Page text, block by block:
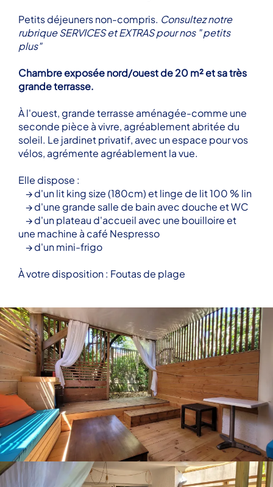
Petits déjeuners non-compris. Consultez notre
rubrique SERVICES et EXTRAS pour nos " petits
plus"
Chambre exposée nord/ouest de 20 m² et sa très
grande terrasse.
À l'ouest, grande terrasse aménagée-comme une
seconde pièce à vivre, agréablement abritée du
soleil. Le jardinet privatif, avec un espace pour vos
vélos, agrémente agréablement la vue.
Elle dispose :
→ d'un lit king size (180cm) et linge de lit 100 % lin
→ d'une grande salle de bain avec douche et WC
→ d'un plateau d'accueil avec une bouilloire et
une machine à café Nespresso
→ d'un mini-frigo
À votre disposition : Foutas de plage